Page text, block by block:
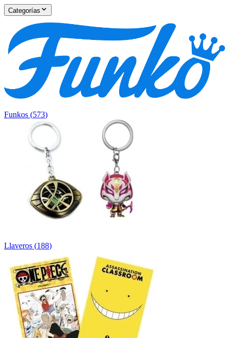
Categorías
Funkos (573)
Llaveros (188)